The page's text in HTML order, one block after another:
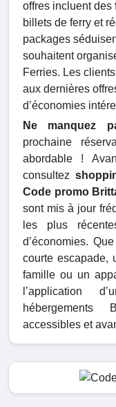
offres incluent des
billets de ferry et
packages
souhaitent
Ferries. Les
aux dernières
d’économies
Ne manquez
prochaine
abordable !
consultez
Code promo
sont mis à jour
les plus
d’économies.
courte escapade,
famille ou un
l’application
accessibles et